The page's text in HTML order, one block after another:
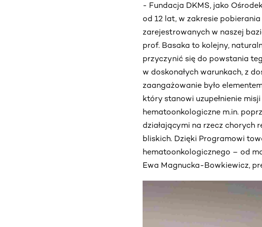
- Fundacja DKMS, jako
od 12 lat, w zakresie
zarejestrowanych w naszej
prof. Basaka to kolejny,
przyczynić się do powstania
w doskonałych warunkach, z
zaangażowanie było
który stanowi uzupełnienie
hematoonkologiczne m.in.
działającymi na rzecz chorych
bliskich. Dzięki Programowi
hematoonkologicznego – od
Ewa Magnucka-Bowkiewicz,